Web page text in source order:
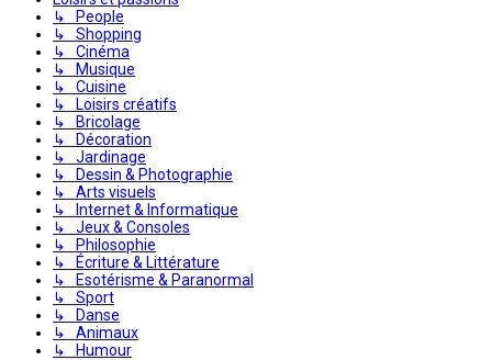
↳ People
↳ Shopping
↳ Cinéma
↳ Musique
↳ Cuisine
↳ Loisirs créatifs
↳ Bricolage
↳ Décoration
↳ Jardinage
↳ Dessin & Photographie
↳ Arts visuels
↳ Internet & Informatique
↳ Jeux & Consoles
↳ Philosophie
↳ Écriture & Littérature
↳ Esotérisme & Paranormal
↳ Sport
↳ Danse
↳ Animaux
↳ Humour